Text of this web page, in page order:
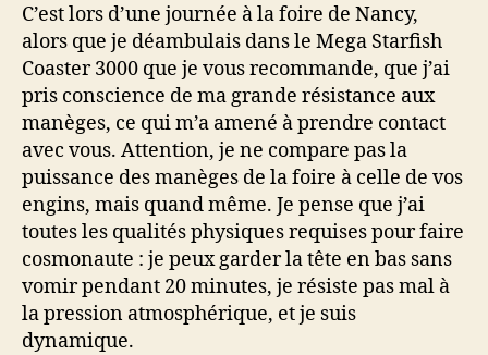
C’est lors d’une journée à la foire de Nancy,
alors que je déambulais dans le Mega Starfish
Coaster 3000 que je vous recommande, que j’ai
pris conscience de ma grande résistance aux
manèges, ce qui m’a amené à prendre contact
avec vous. Attention, je ne compare pas la
puissance des manèges de la foire à celle de vos
engins, mais quand même. Je pense que j’ai
toutes les qualités physiques requises pour faire
cosmonaute : je peux garder la tête en bas sans
vomir pendant 20 minutes, je résiste pas mal à
la pression atmosphérique, et je suis
dynamique.